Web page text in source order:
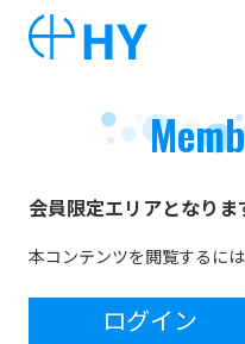
会員限定エリアとなりま
本コンテンツを閲覧するには
ログイン